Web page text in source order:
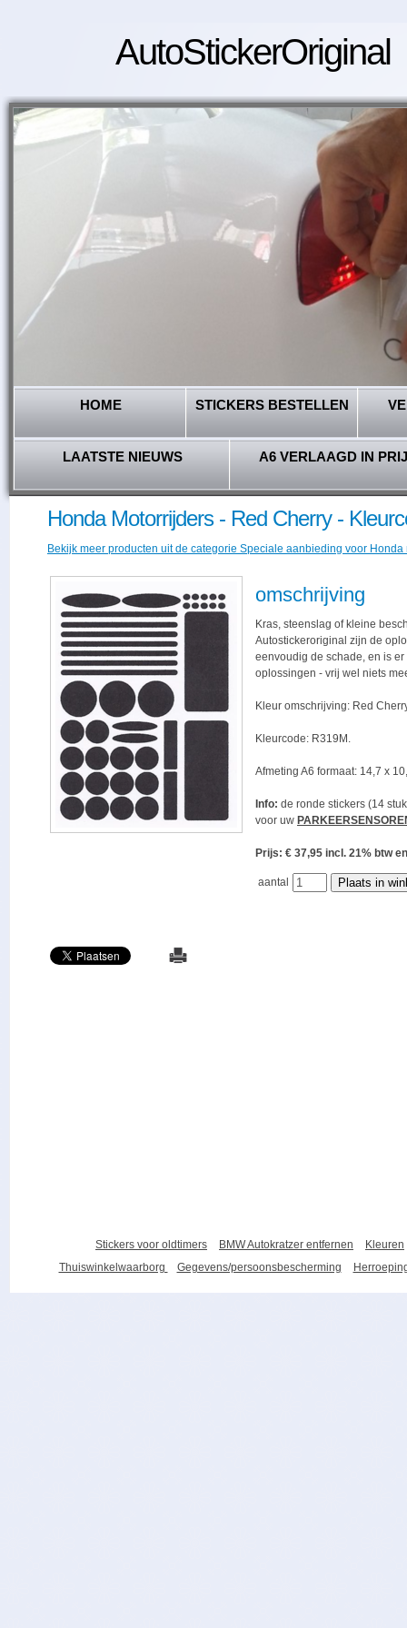
AutoStickerOriginal
HOME STICKERS BESTELLEN
LAATSTE NIEUWS A6 VERLAAGD IN
Honda Motorrijders - Red Cherry -
Bekijk meer producten uit de categorie Speciale aanbieding voor Honda
omschrijving
Kras, steenslag of kleine
Autostickeroriginal zijn de
eenvoudig de schade, en is
oplossingen - vrij wel niets
Kleur omschrijving: Red
Kleurcode: R319M.
Afmeting A6 formaat: 14,7 x
Info: de ronde stickers (14
voor uw
Prijs: € 37,95 incl. 21% btw
aantal
Stickers voor oldtimers BMW Autokratzer entfernen
Kleuren
Thuiswinkelwaarborg
Gegevens/persoonsbescherming